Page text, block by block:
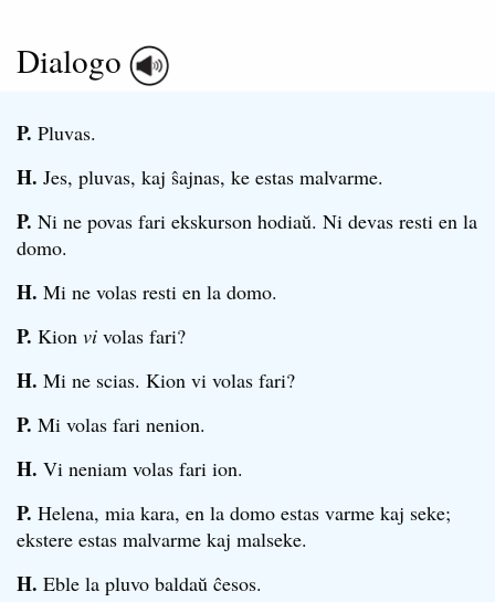
Dialogo
P. Pluvas.
H. Jes, pluvas, kaj ŝajnas, ke estas malvarme.
P. Ni ne povas fari ekskurson hodiaŭ. Ni devas resti en la
domo.
H. Mi ne volas resti en la domo.
P. Kion vi volas fari?
H. Mi ne scias. Kion vi volas fari?
P. Mi volas fari nenion.
H. Vi neniam volas fari ion.
P. Helena, mia kara, en la domo estas varme kaj seke;
ekstere estas malvarme kaj malseke.
H. Eble la pluvo baldaŭ ĉesos.